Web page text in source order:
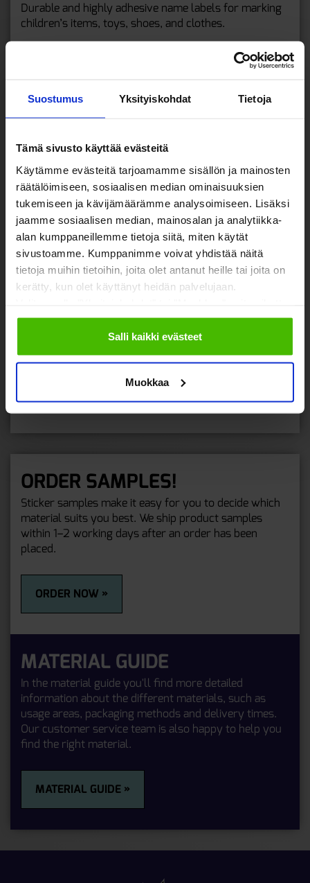
Suostumus Yksityiskohdat Tietoja
Tämä sivusto käyttää evästeitä
Käytämme evästeitä tarjoamamme sisällön ja mainosten
räätälöimiseen, sosiaalisen median ominaisuuksien
tukemiseen ja kävijämäärämme analysoimiseen. Lisäksi
jaamme sosiaalisen median, mainosalan ja analytiikka-
alan kumppaneillemme tietoja siitä, miten käytät
sivustoamme. Kumppanimme voivat yhdistää näitä
tietoja muihin tietoihin, joita olet antanut heille tai joita on
kerätty, kun olet käyttänyt heidän palvelujaan.
sallimiisi evästeisiin.
Salli kaikki evästeet
Muokkaa
Durable and highly adhesive name labels for marking
children’s items, toys, shoes, and clothes.
Go to the online store here: Children’s name labels
If you'd like a customized quote, please
contact us here:Ask for a Quote.
If you want to design and order your
stickers as quickly and as affordable as
possible, open theOnline Editor here.
ASK FOR A QUOTE »
ORDER SAMPLES!
Sticker samples make it easy for you to decide which
material suits you best. We ship product samples
within 1–2 working days after an order has been
placed.
ORDER NOW »
MATERIAL GUIDE
In the material guide you'll find more detailed
information about the different materials, such as
usage areas, packaging methods and delivery times.
Our customer service team is also happy to help you
find the right material.
MATERIAL GUIDE »